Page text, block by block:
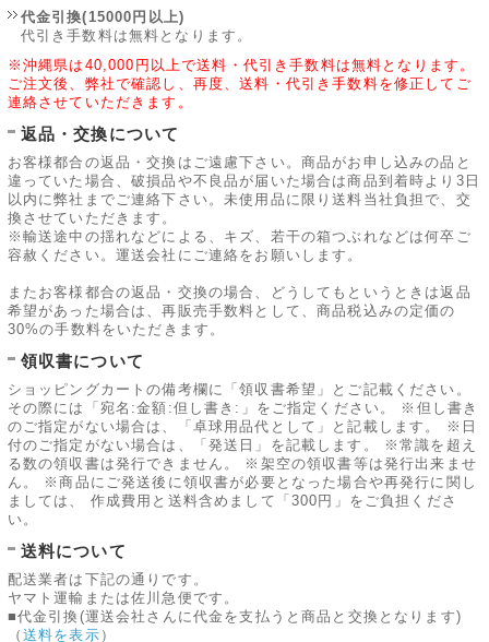
代金引換(15000円以上)
代引き手数料は無料となります。
※沖縄県は40,000円以上で送料・代引き手数料は無料となります。
ご注文後、弊社で確認し、再度、送料・代引き手数料を修正してご
連絡させていただきます。
返品・交換について
お客様都合の返品・交換はご遠慮下さい。商品がお申し込みの品と
違っていた場合、破損品や不良品が届いた場合は商品到着時より3日
以内に弊社までご連絡下さい。未使用品に限り送料当社負担で、交
換させていただきます。
※輸送途中の揺れなどによる、キズ、若干の箱つぶれなどは何卒ご
容赦ください。運送会社にご連絡をお願いします。
またお客様都合の返品・交換の場合、どうしてもというときは返品
希望があった場合は、再販売手数料として、商品税込みの定価の
30%の手数料をいただきます。
領収書について
ショッピングカートの備考欄に「領収書希望」とご記載ください。
その際には「宛名:金額:但し書き:」をご指定ください。 ※但し書き
のご指定がない場合は、「卓球用品代として」と記載します。 ※日
付のご指定がない場合は、「発送日」を記載します。 ※常識を超え
る数の領収書は発行できません。 ※架空の領収書等は発行出来ませ
ん。 ※商品にご発送後に領収書が必要となった場合や再発行に関し
ましては、 作成費用と送料含めまして「300円」をご負担くださ
い。
送料について
配送業者は下記の通りです。
ヤマト運輸または佐川急便です。
■代金引換(運送会社さんに代金を支払うと商品と交換となります)
（ 送料を表示 ）